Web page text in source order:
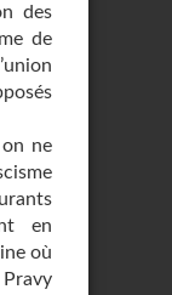
des
de
ne
en
où